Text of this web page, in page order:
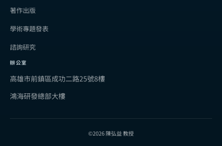
著作出版
學術專題發表
諮詢研究
辦公室
高雄市前鎮區成功二路25號8樓
鴻海研發總部大樓
©2026 陳弘益 教授